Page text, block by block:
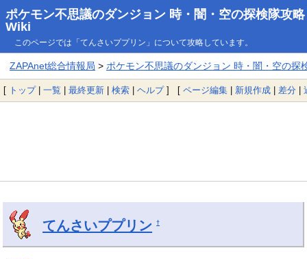
ポケモン不思議のダンジョン 時・闇・空の探検隊攻略
Wiki
このページでは「てんさいププリン」について攻略しています。
ZAPAnet総合情報局 > ポケモン不思議のダンジョン 時・闇・空の探
[ トップ| 一覧 | 最終更新 | 検索 | ヘルプ] [ ページ編集 | 新規作成 | 差分 |
てんさいププリン †